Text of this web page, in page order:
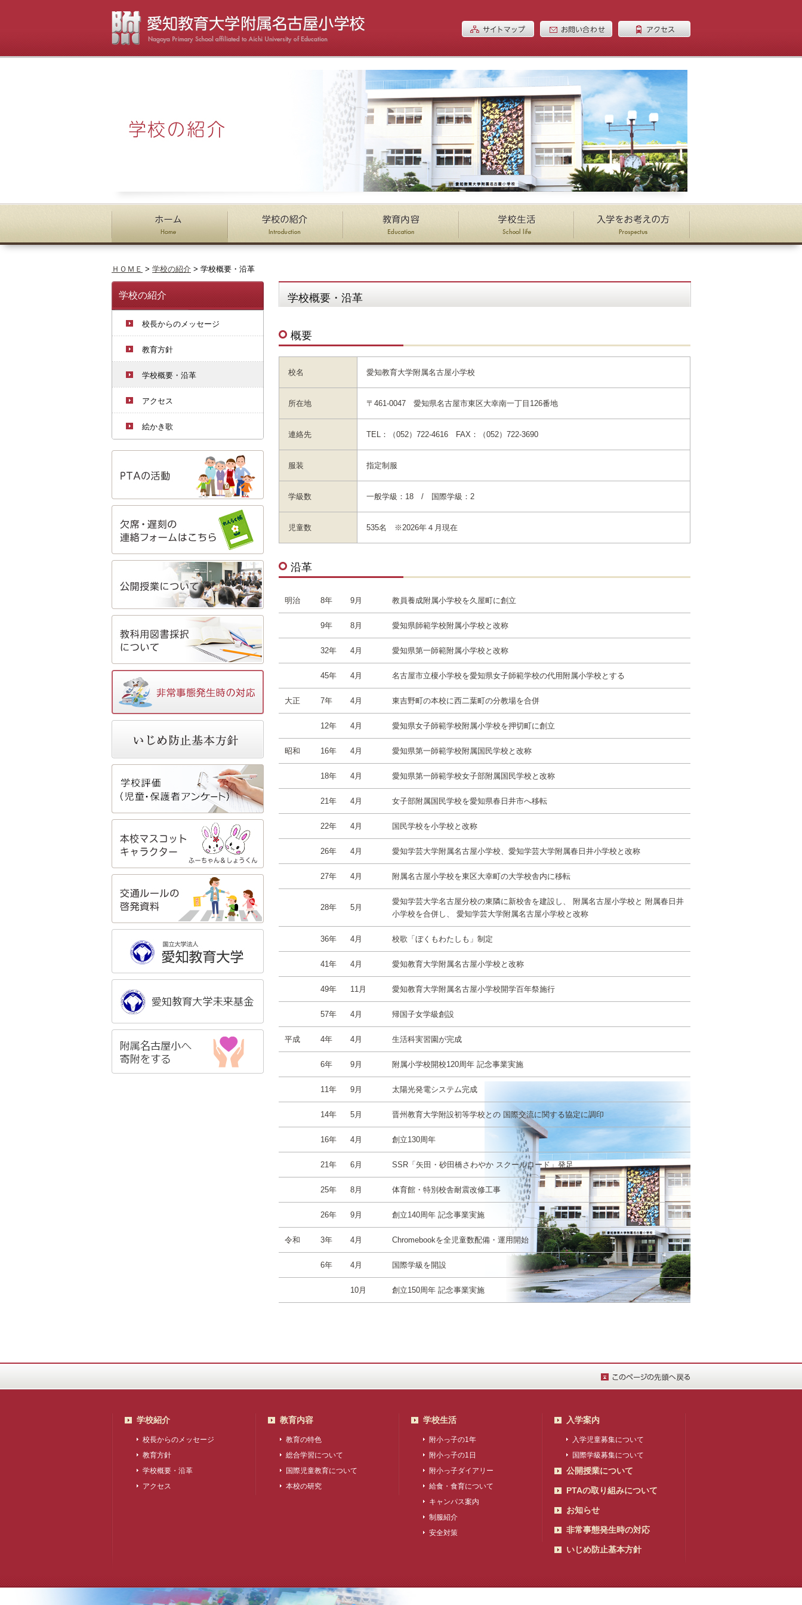
ＨＯＭＥ > 学校の紹介 > 学校概要・沿革
学校概要・沿革
概要
校名 愛知教育大学附属名古屋小学校
所在地 〒461-0047 愛知県名古屋市東区大幸南一丁目126番地
連絡先 TEL：（052）722-4616 FAX：（052）722-3690
服装 指定制服
学級数 一般学級：18 / 国際学級：2
児童数 535名 ※2026年４月現在
沿革
明治 8年 9月 教員養成附属小学校を久屋町に創立
9年 8月 愛知県師範学校附属小学校と改称
32年 4月 愛知県第一師範附属小学校と改称
45年 4月 名古屋市立榎小学校を愛知県女子師範学校の代用附属小学校とする
大正 7年 4月 東吉野町の本校に西二葉町の分教場を合併
12年 4月 愛知県女子師範学校附属小学校を押切町に創立
昭和 16年 4月 愛知県第一師範学校附属国民学校と改称
18年 4月 愛知県第一師範学校女子部附属国民学校と改称
21年 4月 女子部附属国民学校を愛知県春日井市へ移転
22年 4月 国民学校を小学校と改称
26年 4月 愛知学芸大学附属名古屋小学校、愛知学芸大学附属春日井小学校と改称
27年 4月 附属名古屋小学校を東区大幸町の大学校舎内に移転
28年 5月
愛知学芸大学名古屋分校の東隣に新校舎を建設し、 附属名古屋小学校と 附属春日井
小学校を合併し、 愛知学芸大学附属名古屋小学校と改称
36年 4月 校歌「ぼくもわたしも」制定
41年 4月 愛知教育大学附属名古屋小学校と改称
49年 11月 愛知教育大学附属名古屋小学校開学百年祭施行
57年 4月 帰国子女学級創設
平成 4年 4月 生活科実習園が完成
6年 9月 附属小学校開校120周年 記念事業実施
11年 9月 太陽光発電システム完成
14年 5月 晋州教育大学附設初等学校との 国際交流に関する協定に調印
16年 4月 創立130周年
21年 6月 SSR「矢田・砂田橋さわやか スクールロード」発足
25年 8月 体育館・特別校舎耐震改修工事
26年 9月 創立140周年 記念事業実施
令和 3年 4月 Chromebookを全児童数配備・運用開始
6年 4月 国際学級を開設
10月 創立150周年 記念事業実施
学校の紹介
校長からのメッセージ
教育方針
学校概要・沿革
アクセス
絵かき歌
学校紹介
校長からのメッセージ
教育方針
学校概要・沿革
アクセス
教育内容
教育の特色
総合学習について
国際児童教育について
本校の研究
学校生活
附小っ子の1年
附小っ子の1日
附小っ子ダイアリー
給食・食育について
キャンパス案内
制服紹介
安全対策
入学案内
入学児童募集について
国際学級募集について
公開授業について
PTAの取り組みについて
お知らせ
非常事態発生時の対応
いじめ防止基本方針